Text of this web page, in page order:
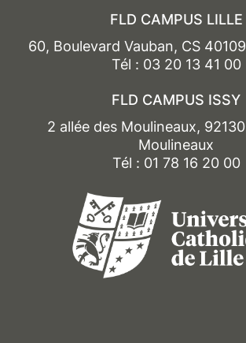
FLD CAMPUS LILLE
60, Boulevard Vauban, CS
Tél : 03 20 13 41 00
FLD CAMPUS ISSY
2 allée des Moulineaux,
Moulineaux
Tél : 01 78 16 20 00